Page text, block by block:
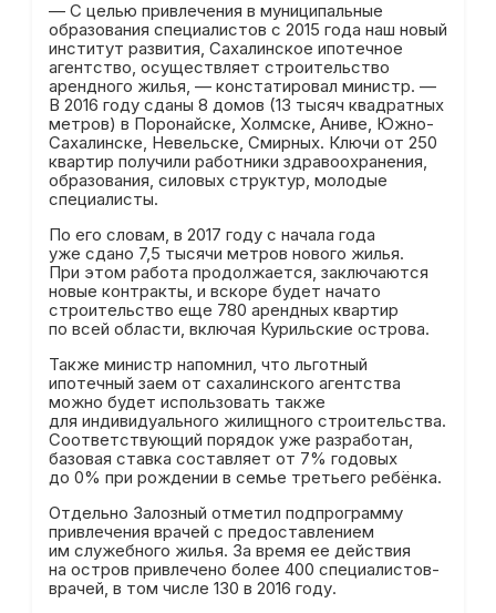
— С целью привлечения в муниципальные
образования специалистов с 2015 года наш новый
институт развития, Сахалинское ипотечное
агентство, осуществляет строительство
арендного жилья, — констатировал министр. —
В 2016 году сданы 8 домов (13 тысяч квадратных
метров) в Поронайске, Холмске, Аниве, Южно-
Сахалинске, Невельске, Смирных. Ключи от 250
квартир получили работники здравоохранения,
образования, силовых структур, молодые
специалисты.
По его словам, в 2017 году с начала года
уже сдано 7,5 тысячи метров нового жилья.
При этом работа продолжается, заключаются
новые контракты, и вскоре будет начато
строительство еще 780 арендных квартир
по всей области, включая Курильские острова.
Также министр напомнил, что льготный
ипотечный заем от сахалинского агентства
можно будет использовать также
для индивидуального жилищного строительства.
Соответствующий порядок уже разработан,
базовая ставка составляет от 7% годовых
до 0% при рождении в семье третьего ребёнка.
Отдельно Залозный отметил подпрограмму
привлечения врачей с предоставлением
им служебного жилья. За время ее действия
на остров привлечено более 400 специалистов-
врачей, в том числе 130 в 2016 году.